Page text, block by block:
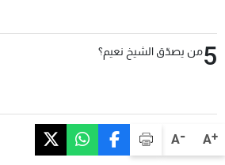
A+
A-
5من يصدّق الشيخ نعيم؟